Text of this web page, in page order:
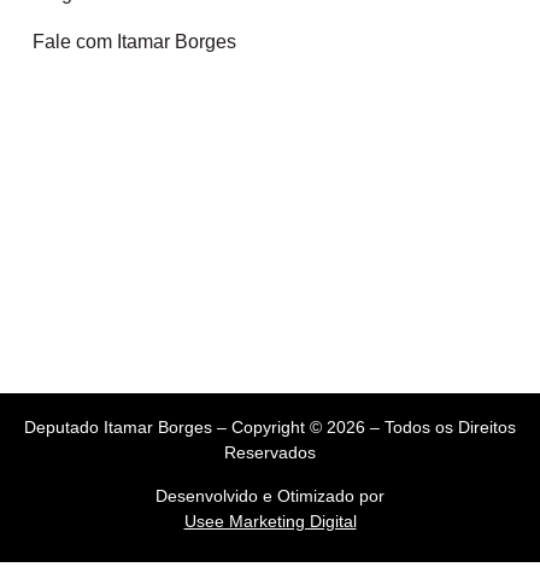
Fale com Itamar Borges
Deputado Itamar Borges – Copyright © 2026 – Todos os Direitos
Reservados
Desenvolvido e Otimizado por
Usee Marketing Digital